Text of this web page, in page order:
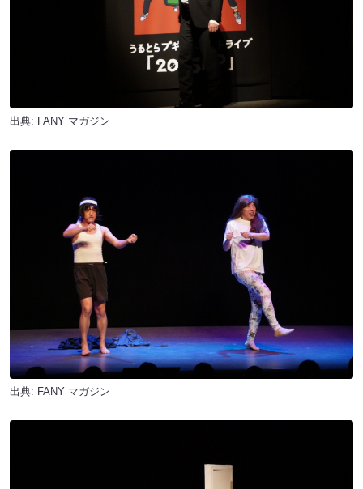
出典: FANY マガジン
出典: FANY マガジン